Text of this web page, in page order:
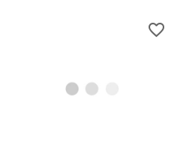
favorite_border